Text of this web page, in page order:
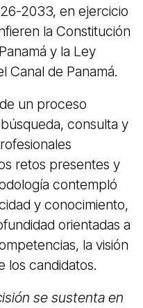
2033, en ejercicio
la Constitución
y la Ley
Canal de Panamá.
un proceso
consulta y
retos presentes y
contempló
y conocimiento,
orientadas a
la visión
los candidatos.
se sustenta en